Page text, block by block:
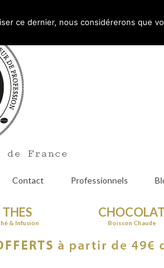
France
Contact Professionnels
THES
& Infusion
CHOCOLAT
Boisson Chaude
ce dernier, nous considérerons que